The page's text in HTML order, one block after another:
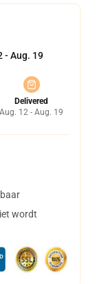
- Aug. 19
Delivered
Aug. 12 - Aug. 19
wordt